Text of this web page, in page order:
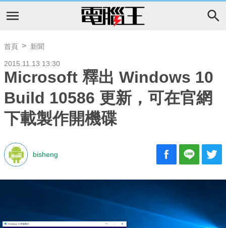
首頁 新聞
2015.11.13 13:30
Microsoft 釋出 Windows 10
Build 10586 更新，可在官網
下載製作開機碟
bisheng